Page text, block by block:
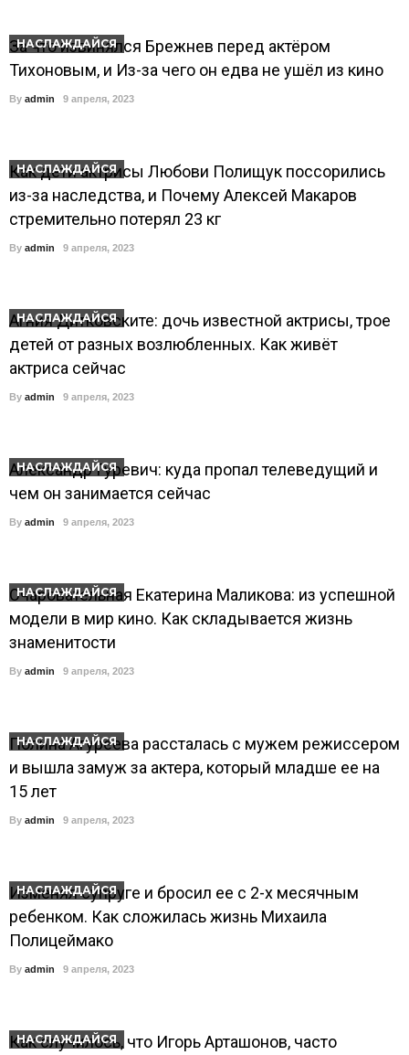
НАСЛАЖДАЙСЯ
За что извинялся Брежнев перед актёром
Тихоновым, и Из-за чего он едва не ушёл из кино
By admin 9 апреля, 2023
НАСЛАЖДАЙСЯ
Как дети актрисы Любови Полищук поссорились
из-за наследства, и Почему Алексей Макаров
стремительно потерял 23 кг
By admin 9 апреля, 2023
НАСЛАЖДАЙСЯ
Агния Дитковските: дочь известной актрисы, трое
детей от разных возлюбленных. Как живёт
актриса сейчас
By admin 9 апреля, 2023
НАСЛАЖДАЙСЯ
Александр Гуревич: куда пропал телеведущий и
чем он занимается сейчас
By admin 9 апреля, 2023
НАСЛАЖДАЙСЯ
Очаровательная Екатерина Маликова: из успешной
модели в мир кино. Как складывается жизнь
знаменитости
By admin 9 апреля, 2023
НАСЛАЖДАЙСЯ
Полина Агуреева рассталась с мужем режиссером
и вышла замуж за актера, который младше ее на
15 лет
By admin 9 апреля, 2023
НАСЛАЖДАЙСЯ
Изменял супруге и бросил ее с 2-х месячным
ребенком. Как сложилась жизнь Михаила
Полицеймако
By admin 9 апреля, 2023
НАСЛАЖДАЙСЯ
Как случилось, что Игорь Арташонов, часто